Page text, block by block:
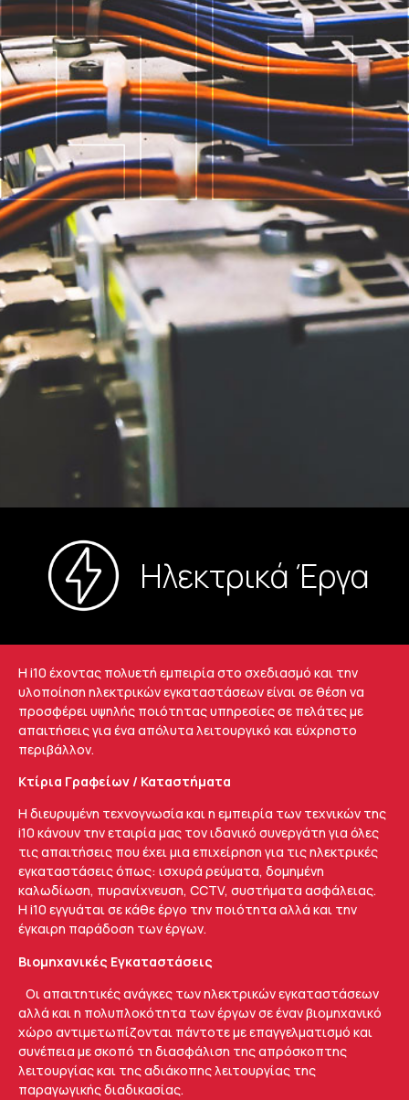
Ηλεκτρικά Έργα
Η i10 έχοντας πολυετή εμπειρία στο σχεδιασμό και την
υλοποίηση ηλεκτρικών εγκαταστάσεων είναι σε θέση να
προσφέρει υψηλής ποιότητας υπηρεσίες σε πελάτες με
απαιτήσεις για ένα απόλυτα λειτουργικό και εύχρηστο
περιβάλλον.
Κτίρια Γραφείων / Καταστήματα
Η διευρυμένη τεχνογνωσία και η εμπειρία των τεχνικών της
i10 κάνουν την εταιρία μας τον ιδανικό συνεργάτη για όλες
τις απαιτήσεις που έχει μια επιχείρηση για τις ηλεκτρικές
εγκαταστάσεις όπως: ισχυρά ρεύματα, δομημένη
καλωδίωση, πυρανίχνευση, CCTV, συστήματα ασφάλειας.
Η i10 εγγυάται σε κάθε έργο την ποιότητα αλλά και την
έγκαιρη παράδοση των έργων.
Βιομηχανικές Εγκαταστάσεις
Οι απαιτητικές ανάγκες των ηλεκτρικών εγκαταστάσεων
αλλά και η πολυπλοκότητα των έργων σε έναν βιομηχανικό
χώρο αντιμετωπίζονται πάντοτε με επαγγελματισμό και
συνέπεια με σκοπό τη διασφάλιση της απρόσκοπτης
λειτουργίας και της αδιάκοπης λειτουργίας της
παραγωγικής διαδικασίας.